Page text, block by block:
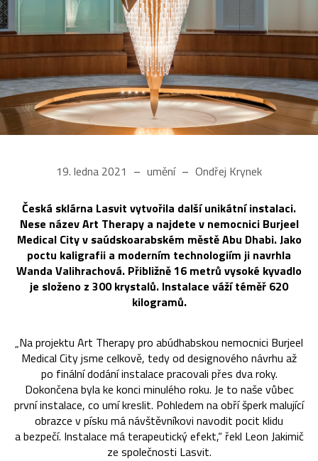
19. ledna 2021 umění Ondřej Krynek
Česká sklárna Lasvit vytvořila další unikátní instalaci.
Nese název Art Therapy a najdete v nemocnici Burjeel
Medical City v saúdskoarabském městě Abu Dhabi. Jako
poctu kaligrafii a moderním technologiím ji navrhla
Wanda Valihrachová. Přibližně 16 metrů vysoké kyvadlo
je složeno z 300 krystalů. Instalace váží téměř 620
kilogramů.
„Na projektu Art Therapy pro abúdhabskou nemocnici Burjeel
Medical City jsme celkově, tedy od designového návrhu až
po finální dodání instalace pracovali přes dva roky.
Dokončena byla ke konci minulého roku. Je to naše vůbec
první instalace, co umí kreslit. Pohledem na obří šperk malující
obrazce v písku má návštěvníkovi navodit pocit klidu
a bezpečí. Instalace má terapeutický efekt,“ řekl Leon Jakimič
ze společnosti Lasvit.